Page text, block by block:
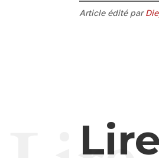
Article édité par